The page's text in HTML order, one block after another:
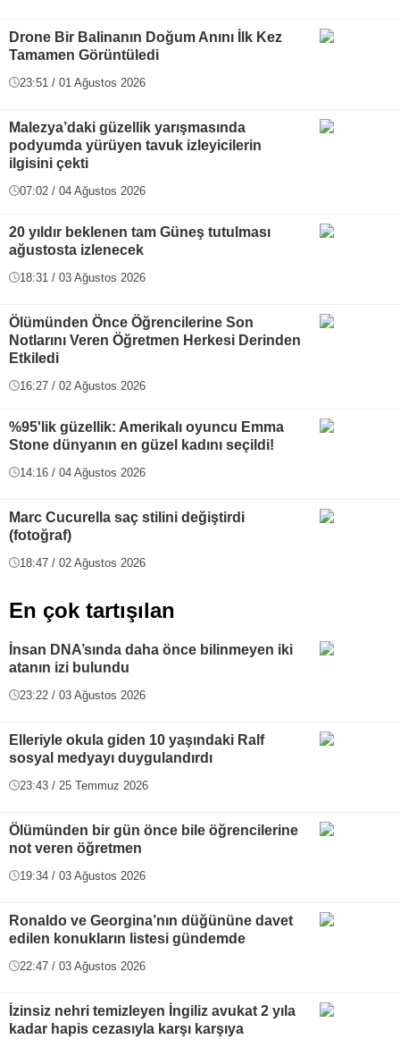
Drone Bir Balinanın Doğum Anını İlk Kez
Tamamen Görüntüledi
23:51 / 01 Ağustos 2026
Malezya’daki güzellik yarışmasında
podyumda yürüyen tavuk izleyicilerin
ilgisini çekti
07:02 / 04 Ağustos 2026
20 yıldır beklenen tam Güneş tutulması
ağustosta izlenecek
18:31 / 03 Ağustos 2026
Ölümünden Önce Öğrencilerine Son
Notlarını Veren Öğretmen Herkesi Derinden
Etkiledi
16:27 / 02 Ağustos 2026
%95'lik güzellik: Amerikalı oyuncu Emma
Stone dünyanın en güzel kadını seçildi!
14:16 / 04 Ağustos 2026
Marc Cucurella saç stilini değiştirdi
(fotoğraf)
18:47 / 02 Ağustos 2026
En çok tartışılan
İnsan DNA’sında daha önce bilinmeyen iki
atanın izi bulundu
23:22 / 03 Ağustos 2026
Elleriyle okula giden 10 yaşındaki Ralf
sosyal medyayı duygulandırdı
23:43 / 25 Temmuz 2026
Ölümünden bir gün önce bile öğrencilerine
not veren öğretmen
19:34 / 03 Ağustos 2026
Ronaldo ve Georgina’nın düğününe davet
edilen konukların listesi gündemde
22:47 / 03 Ağustos 2026
İzinsiz nehri temizleyen İngiliz avukat 2 yıla
kadar hapis cezasıyla karşı karşıya